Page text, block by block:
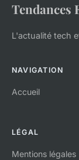
Tendances
L'actualité tech
NAVIGATION
Accueil
LÉGAL
Mentions légales